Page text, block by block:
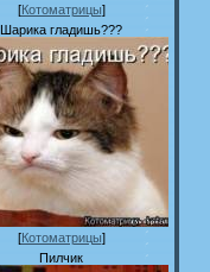
[Котоматрицы]
Шарика гладишь???
[Котоматрицы]
Пилчик